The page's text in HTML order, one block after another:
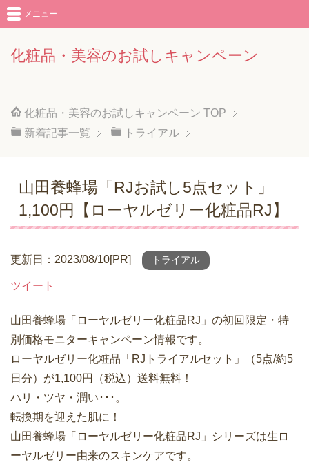
化粧品・美容のお試しキャンペーン
メニュー
化粧品・美容のお試しキャンペーン TOP
新着記事一覧
トライアル
山田養蜂場「RJお試し5点セット」
1,100円【ローヤルゼリー化粧品RJ】
更新日：2023/08/10[PR] トライアル
ツイート
山田養蜂場「ローヤルゼリー化粧品RJ」の初回限定・特
別価格モニターキャンペーン情報です。
ローヤルゼリー化粧品「RJトライアルセット」（5点/約5
日分）が1,100円（税込）送料無料！
ハリ・ツヤ・潤い･･･。
転換期を迎えた肌に！
山田養蜂場「ローヤルゼリー化粧品RJ」シリーズは生ロ
ーヤルゼリー由来のスキンケアです。